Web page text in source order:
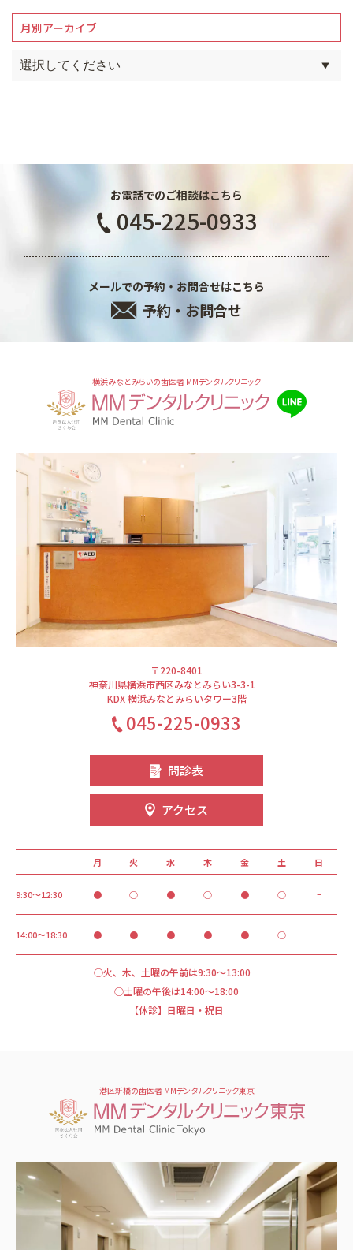
月別アーカイブ
お電話でのご相談はこちら
045-225-0933
メールでの予約・お問合せはこちら
予約・お問合せ
横浜みなとみらいの歯医者 MMデンタルクリニック
〒220-8401
神奈川県横浜市西区みなとみらい3-3-1
KDX 横浜みなとみらいタワー3階
045-225-0933
問診表
アクセス
月 火 水 木 金 土 日
9:30～12:30 ● ○ ● ○ ● ○ −
14:00～18:30 ● ● ● ● ● ○ −
○火、木、土曜の午前は9:30～13:00
○土曜の午後は14:00～18:00
【休診】日曜日・祝日
港区新橋の歯医者 MMデンタルクリニック東京